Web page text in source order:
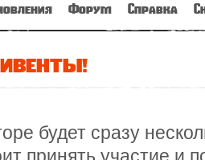
Форум Справка
будет сразу